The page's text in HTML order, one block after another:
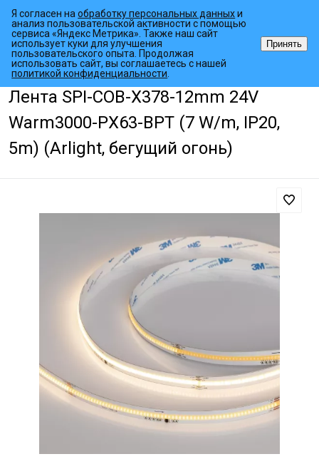
Главная страница • Каталог товаров • Светодиодные ленты
Лента SPI-COB-X378-12mm 24V
Warm3000-PX63-BPT (7 W/m, IP20,
5m) (Arlight, бегущий огонь)
Я согласен наобработку персональных данныхи
анализ пользовательской активности с помощью
сервиса «Яндекс Метрика». Также наш сайт
использует куки для улучшения
пользовательского опыта. Продолжая
использовать сайт, вы соглашаетесь с нашей
политикой конфиденциальности
Принять